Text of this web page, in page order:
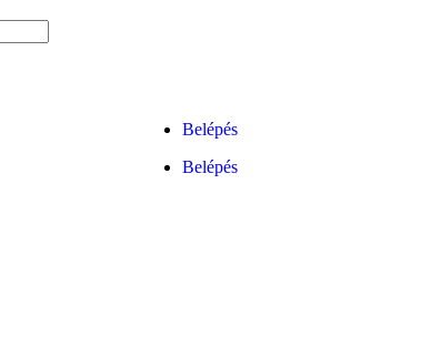
Belépés
Belépés